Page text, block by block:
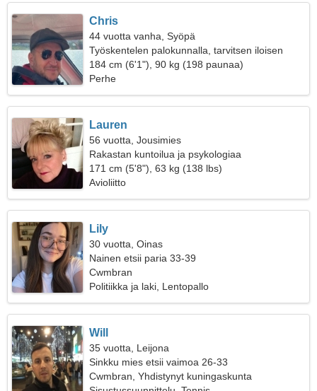
Chris
44 vuotta vanha, Syöpä
Työskentelen palokunnalla, tarvitsen iloisen
naisen
184 cm (6'1"), 90 kg (198 paunaa)
Perhe
Lauren
56 vuotta, Jousimies
Rakastan kuntoilua ja psykologiaa
171 cm (5'8"), 63 kg (138 lbs)
Avioliitto
Lily
30 vuotta, Oinas
Nainen etsii paria 33-39
Cwmbran
Politiikka ja laki, Lentopallo
Will
35 vuotta, Leijona
Sinkku mies etsii vaimoa 26-33
Cwmbran, Yhdistynyt kuningaskunta